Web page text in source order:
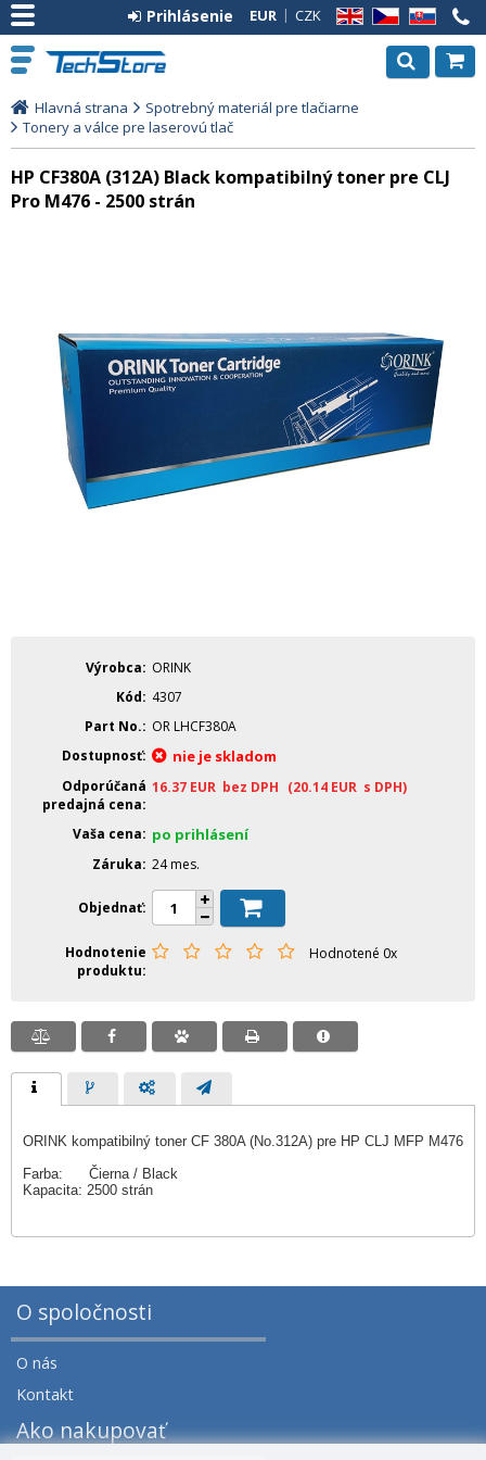
EN CZ SK
EUR CZK
Prihlásenie
Hlavná strana
Spotrebný materiál pre tlačiarne
Tonery a válce pre laserovú tlač
HP CF380A (312A) Black kompatibilný toner pre CLJ
Pro M476 - 2500 strán
Výrobca
ORINK
Kód
4307
Part No.
OR LHCF380A
Dostupnosť
nie je skladom
Odporúčaná
predajná cena
16.37 EUR bez DPH (20.14 EUR s DPH)
Vaša cena po prihlásení
Záruka 24 mes.
Objednať
Hodnotenie
produktu
Hodnotené 0x
ORINK kompatibilný toner CF 380A (No.312A) pre HP CLJ MFP M476
Farba: Čierna / Black
Kapacita: 2500 strán
O spoločnosti
O nás
Kontakt
Ako nakupovať